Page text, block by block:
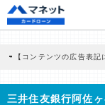
【コンテンツの広告表記
商品を根拠なくPRするも
三井住友銀行阿佐